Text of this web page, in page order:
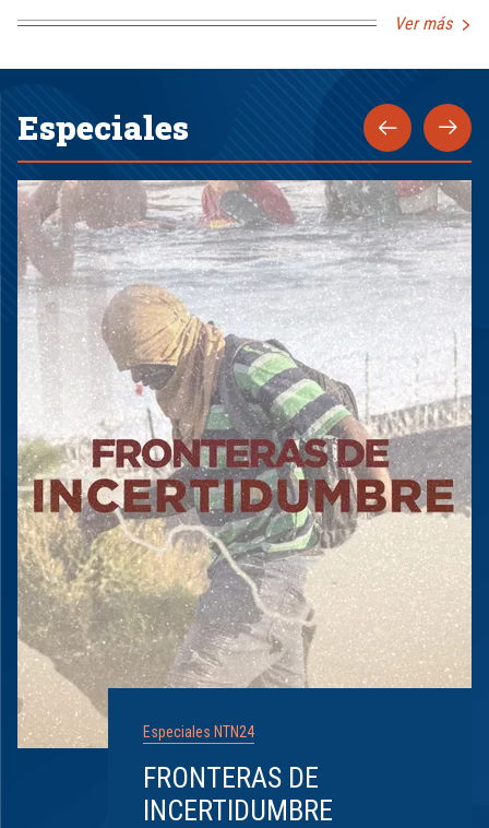
Ver más
Especiales
Especiales NTN24
FRONTERAS DE
INCERTIDUMBRE